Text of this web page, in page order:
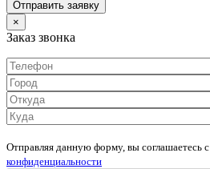
×
Заказ звонка
Отправляя данную форму, вы соглашаетесь c
конфиденциальности